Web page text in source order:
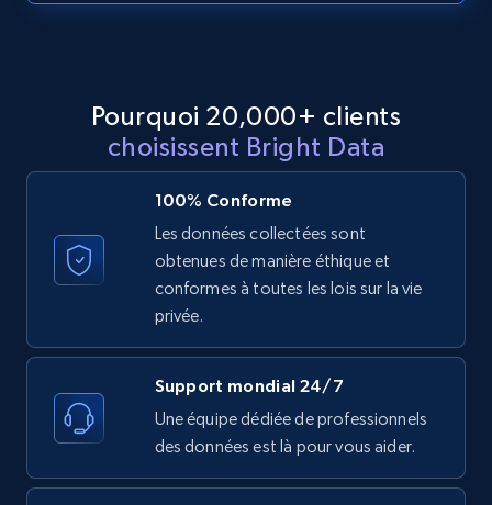
URL, Comment user, Comment user url,
Comment date, Comment, Likes number, Replies
323+ Essai gratuit
Facebook - Comments
URL, Post id, Post url, Comment id, User name,
User id, User url, Date created, and more.
2.7K+ 299+ Essai gratuit
Pourquoi 20,000+ clients
choisissent Bright Data
100% Conforme
Les données collectées sont
obtenues de manière éthique et
conformes à toutes les lois sur la vie
privée.
Support mondial 24/7
Une équipe dédiée de professionnels
des données est là pour vous aider.